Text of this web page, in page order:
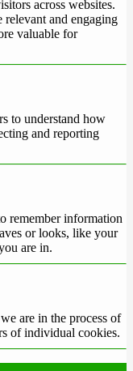
across websites.
relevant and engaging
valuable for
to understand how
and reporting
remember information
or looks, like your
are in.
are in the process of
of individual cookies.